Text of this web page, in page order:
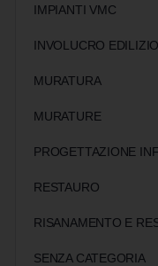
IMPIANTI VMC
INVOLUCRO EDILIZIO
MURATURA
MURATURE
PROGETTAZIONE
RESTAURO
RISANAMENTO E
SENZA CATEGORIA